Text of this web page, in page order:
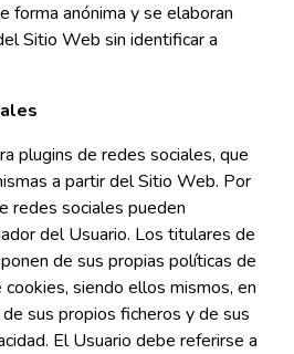
forma anónima y se elaboran
Sitio Web sin identificar a
plugins de redes sociales, que
a partir del Sitio Web. Por
redes sociales pueden
del Usuario. Los titulares de
de sus propias políticas de
siendo ellos mismos, en
sus propios ficheros y de sus
El Usuario debe referirse a